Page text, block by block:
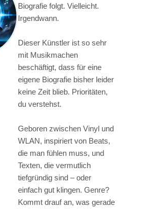
Biografie folgt. Vielleicht.
Irgendwann.
Dieser Künstler ist so sehr
mit Musikmachen
beschäftigt, dass für eine
eigene Biografie bisher leider
keine Zeit blieb. Prioritäten,
du verstehst.
Geboren zwischen Vinyl und
WLAN, inspiriert von Beats,
die man fühlen muss, und
Texten, die vermutlich
tiefgründig sind – oder
einfach gut klingen. Genre?
Kommt drauf an, was gerade